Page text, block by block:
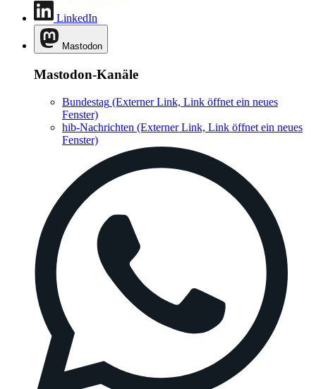
LinkedIn
Mastodon
Mastodon-Kanäle
Bundestag (Externer Link, Link öffnet ein neues
Fenster)
hib-Nachrichten (Externer Link, Link öffnet ein neues
Fenster)